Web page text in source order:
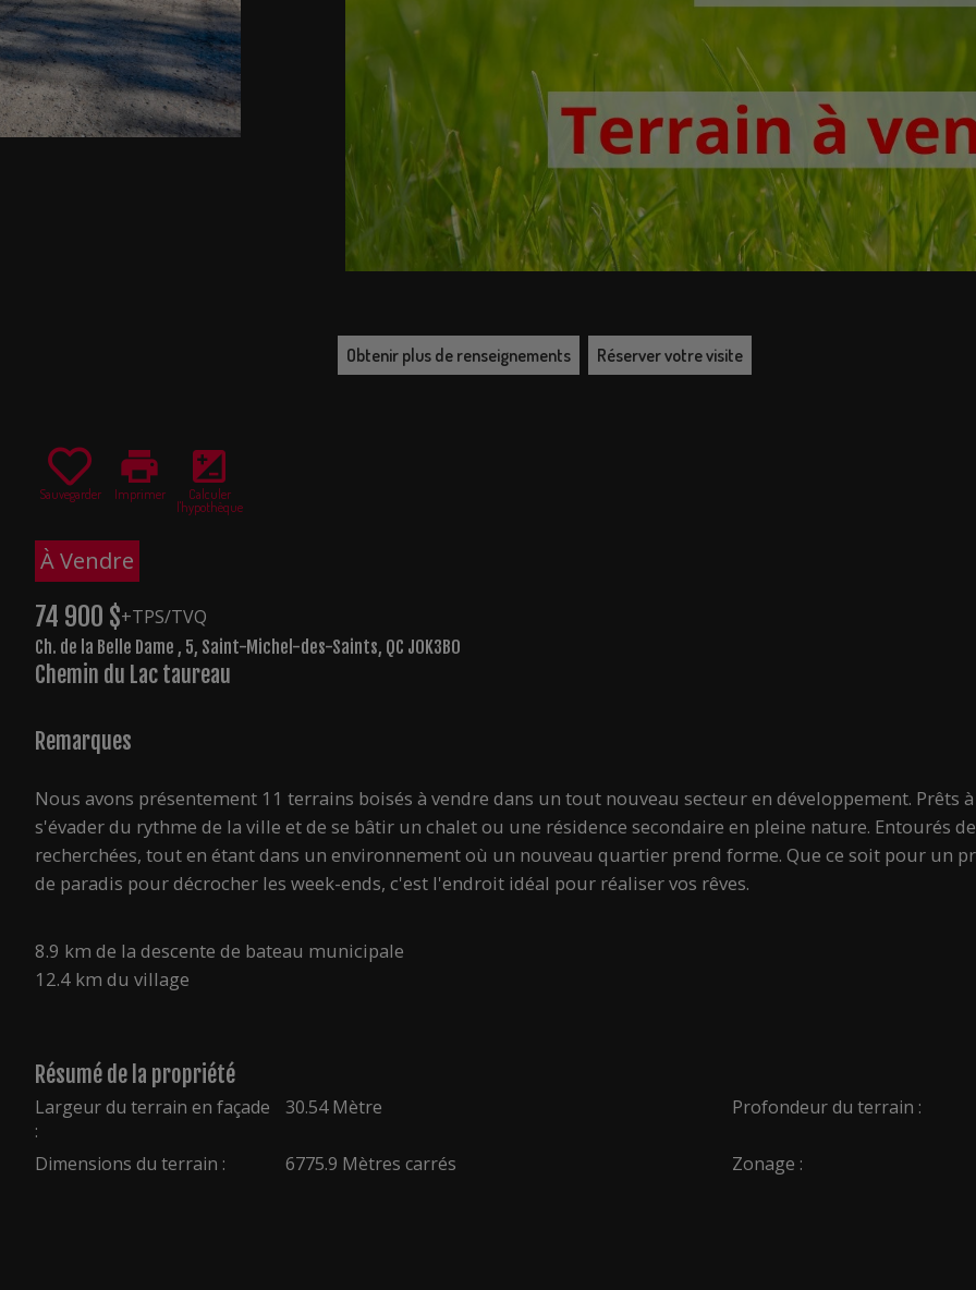
Obtenir plus de renseignements Réserver votre visite
Sauvegarder
print
Imprimer
iso
Calculer
l'hypothèque
À Vendre
74 900 $+TPS/TVQ
Ch. de la Belle Dame , 5, Saint-Michel-des-Saints, QC J0K3B0
Chemin du Lac taureau
Remarques
Nous avons présentement 11 terrains boisés à vendre dans un tout nouveau secteur en développement.
s'évader du rythme de la ville et de se bâtir un chalet ou une résidence secondaire en pleine nature.
recherchées, tout en étant dans un environnement où un nouveau quartier prend forme. Que ce soit pour un
de paradis pour décrocher les week-ends, c'est l'endroit idéal pour réaliser vos rêves.
8.9 km de la descente de bateau municipale
12.4 km du village
Résumé de la propriété
Largeur du terrain en façade
:
30.54 Mètre Profondeur du terrain :
Dimensions du terrain : 6775.9 Mètres carrés Zonage :